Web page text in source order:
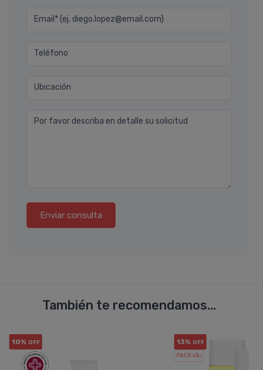
Email* (ej. diego.lopez@email.com)
Teléfono
Ubicación
Por favor describa en detalle su solicitud
Enviar consulta
También te recomendamos...
10% OFF 13% OFF
PACK x3u.